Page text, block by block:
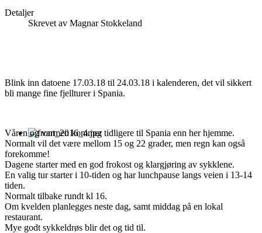
Detaljer
Skrevet av Magnar Stokkeland
Blink inn datoene 17.03.18 til 24.03.18 i kalenderen, det vil sikkert
bli mange fine fjellturer i Spania.
Våren og varmen kommer tidligere til Spania enn her hjemme.
Normalt vil det være mellom 15 og 22 grader, men regn kan også
forekomme!
Dagene starter med en god frokost og klargjøring av sykklene.
En valig tur starter i 10-tiden og har lunchpause langs veien i 13-14
tiden.
Normalt tilbake rundt kl 16.
Om kvelden planlegges neste dag, samt middag på en lokal
restaurant.
Mye godt sykkeldrøs blir det og tid til.